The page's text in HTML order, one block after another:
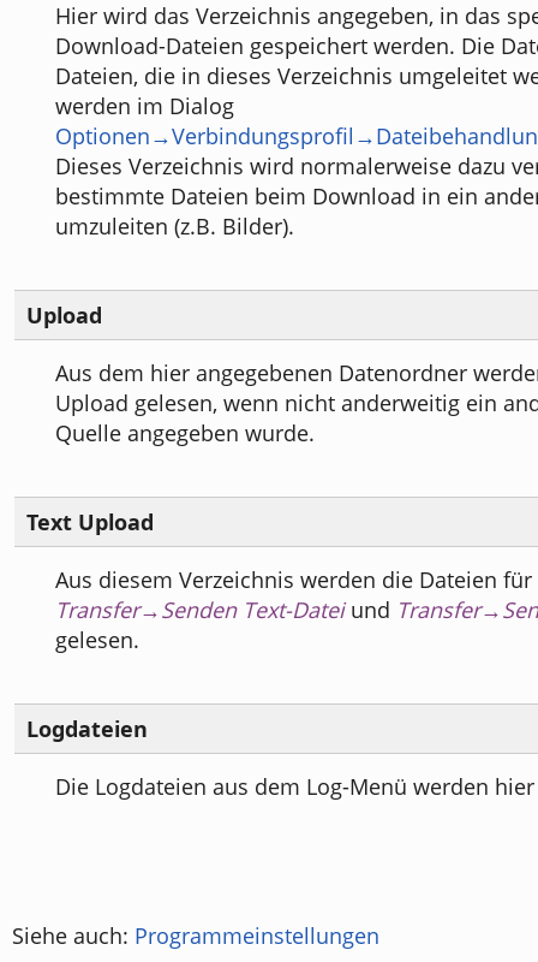
Hier wird das Verzeichnis angegeben, in das
Download-Dateien gespeichert werden. Die
Dateien, die in dieses Verzeichnis umgeleitet
werden im Dialog
Dieses Verzeichnis wird normalerweise dazu
bestimmte Dateien beim Download in ein
umzuleiten (z.B. Bilder).
Upload
Aus dem hier angegebenen Datenordner
Upload gelesen, wenn nicht anderweitig ein
Quelle angegeben wurde.
Text Upload
Aus diesem Verzeichnis werden die Dateien
Transfer→Senden Text-Dateiund
gelesen.
Logdateien
Die Logdateien aus dem Log-Menü werden
Siehe auch: Programmeinstellungen